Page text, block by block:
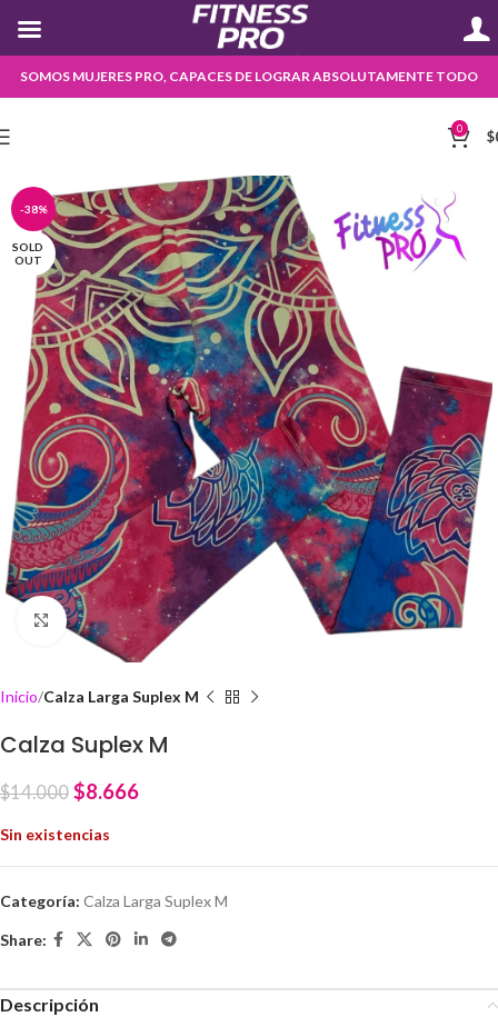
SOMOS MUJERES PRO, CAPACES DE LOGRAR ABSOLUTAMENTE TODO
0 $
-38%
SOLD
OUT
Click to enlarge
Inicio Calza Larga Suplex M
Calza Suplex M
$14.000 $8.666
Sin existencias
Categoría: Calza Larga Suplex M
Share:
Descripción